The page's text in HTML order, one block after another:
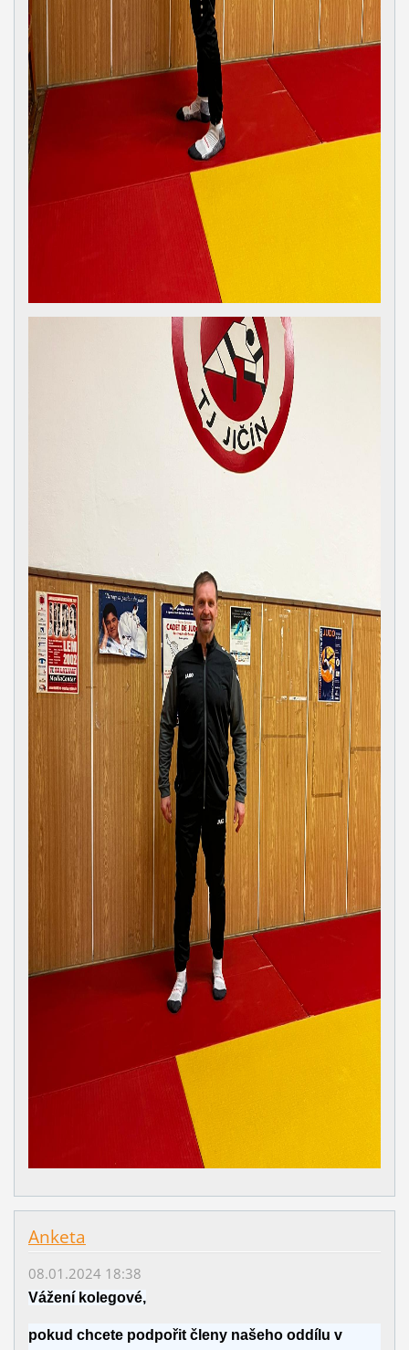
Anketa
08.01.2024 18:38
Vážení kolegové,
pokud chcete podpořit členy našeho oddílu v